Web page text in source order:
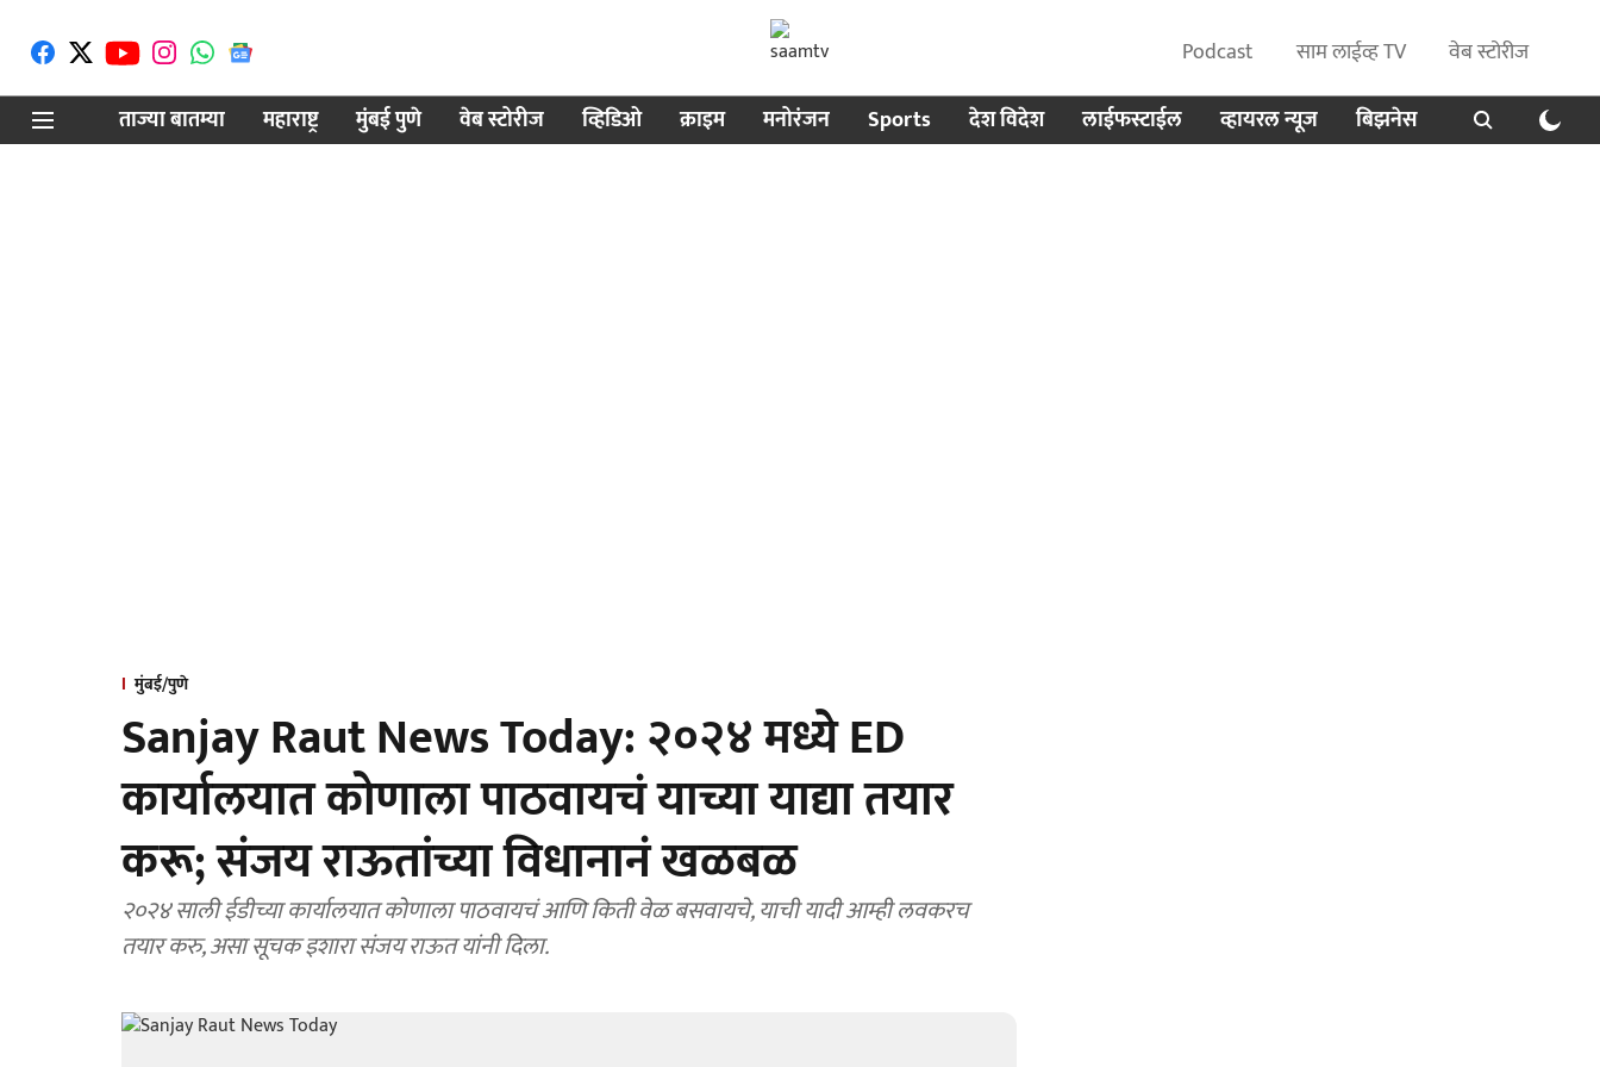
Podcast साम लाईव्ह TV
वेब स्टोरीज
ताज्या बातम्या
महाराष्ट्र मुंबई पुणे वेब स्टोरीज व्हिडिओ क्राइम मनोरंजन Sports देश विदेश लाईफस्टाईल व्हायरल न्यूज बिझनेस
मुंबई/पुणे
Sanjay Raut News Today: २०२४ मध्ये ED
कार्यालयात कोणाला पाठवायचं याच्या याद्या तयार
करू; संजय राऊतांच्या विधानानं खळबळ
२०२४ साली ईडीच्या कार्यालयात कोणाला पाठवायचं आणि किती वेळ बसवायचे, याची यादी आम्ही लवकरच
तयार करु, असा सूचक इशारा संजय राऊत यांनी दिला.